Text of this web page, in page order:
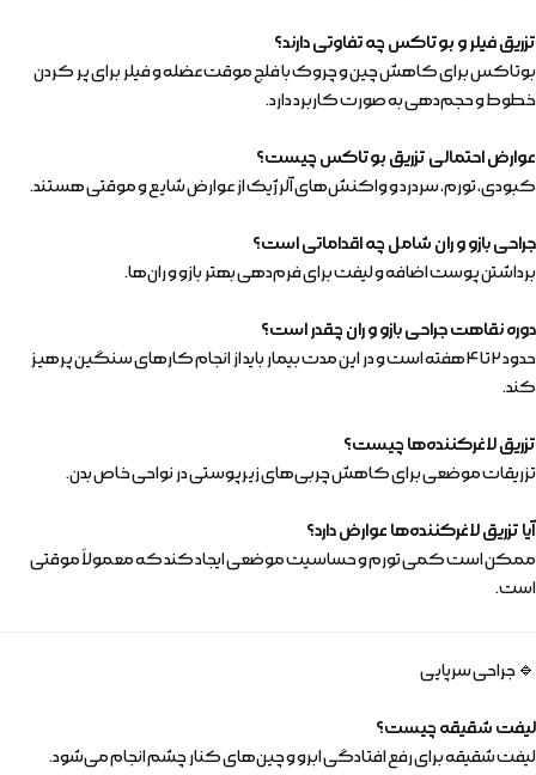
تزریق فیلر و بوتاکس چه تفاوتی دارند؟
بوتاکس برای کاهش چین و چروک با فلج موقت عضله و فیلر برای پر کردن
خطوط و حجم‌دهی به صورت کاربرد دارد.
عوارض احتمالی تزریق بوتاکس چیست؟
کبودی، تورم، سردرد و واکنش‌های آلرژیک از عوارض شایع و موقتی هستند.
جراحی بازو و ران شامل چه اقداماتی است؟
برداشتن پوست اضافه و لیفت برای فرم‌دهی بهتر بازو و ران‌ها.
دوره نقاهت جراحی بازو و ران چقدر است؟
حدود ۲ تا ۴ هفته است و در این مدت بیمار باید از انجام کارهای سنگین پرهیز
کند.
تزریق لاغرکننده‌ها چیست؟
تزریقات موضعی برای کاهش چربی‌های زیرپوستی در نواحی خاص بدن.
آیا تزریق لاغرکننده‌ها عوارض دارد؟
ممکن است کمی تورم و حساسیت موضعی ایجاد کند که معمولاً موقتی
است.
🔹 جراحی سرپایی
لیفت شقیقه چیست؟
لیفت شقیقه برای رفع افتادگی ابرو و چین‌های کنار چشم انجام می‌شود.